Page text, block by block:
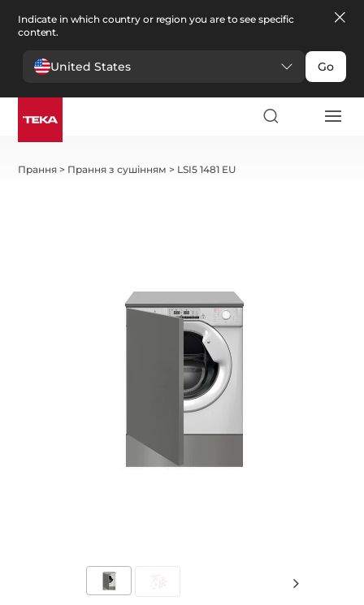
Indicate in which country or region you are to see specific
content.
United States Go
Прання > Прання з сушінням > LSI5 1481 EU